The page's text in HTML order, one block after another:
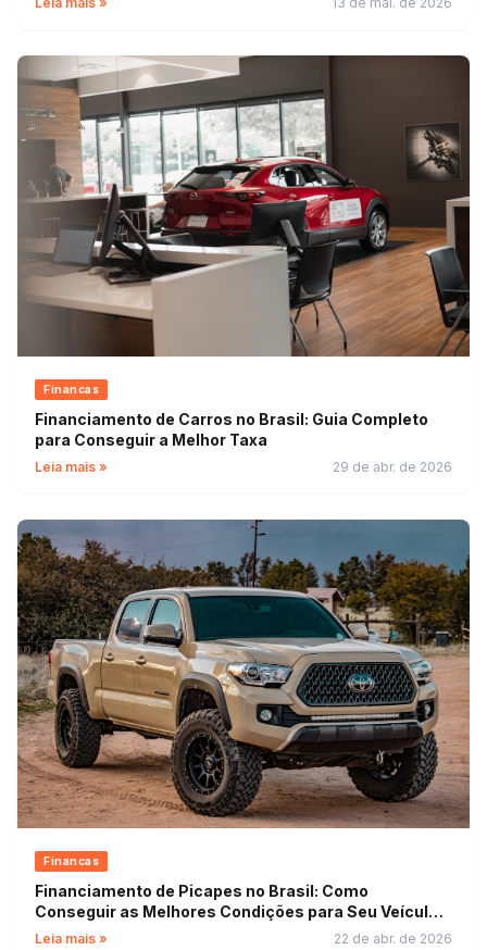
Financas
Financiamento de Carros no Brasil: Guia Completo
para Conseguir a Melhor Taxa
Leia mais » 29 de abr. de 2026
Financas
Financiamento de Picapes no Brasil: Como
Conseguir as Melhores Condições para Seu Veículo
de Trabalho
Leia mais » 22 de abr. de 2026